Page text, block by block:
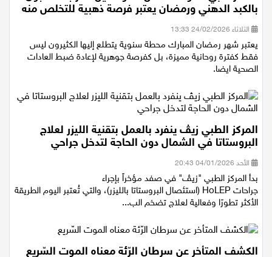
د. نمر حلبي: نحو 35% من المواطنين العرب مصابون
بالكبد الدهني ورمضان يعتبر فرصة ذهبية للتخلص منه
الثلاثاء 24/02/2026 13:33
يعتبر شهر رمضان المبارك محطة سنوية يتطلع إليها الكثيرون ليس
فقط كفترة روحانية مميزة، بل كفرصة جوهرية لإعادة ضبط العادات
المركز الطبي زيڤ ينفرد بالعمل بتقنية الليزر لعلاج
البروستاتا في الشمال دون الحاجة لتدخل جراحي
الأحد 04/01/2026 20:43
بدأ المركز الطبي "زيڤ" في صفد مؤخراً بإجراء
جراحات HoLEP (استئصال البروستاتا بالليزر)، والتي تُعتبر اليوم الطريقة